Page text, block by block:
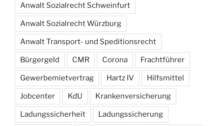
Anwalt Sozialrecht Schweinfurt
Anwalt Sozialrecht Würzburg
Anwalt Transport- und Speditionsrecht
Bürgergeld CMR Corona Frachtführer
Gewerbemietvertrag Hartz IV Hilfsmittel
Jobcenter KdU Krankenversicherung
Ladungssicherheit Ladungssicherung